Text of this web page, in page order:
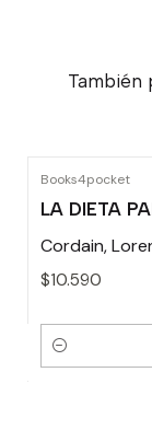
También
Books4pocket
LA DIETA
Cordain,
$10.590
Cantidad